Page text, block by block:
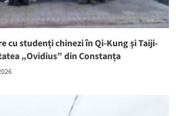
cu studenți chinezi în Qi-Kung și Taiji-
„Ovidius” din Constanța